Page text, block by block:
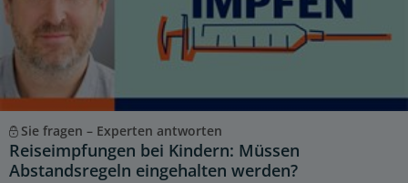
Sie fragen – Experten antworten
Reiseimpfungen bei Kindern: Müssen
Abstandsregeln eingehalten werden?